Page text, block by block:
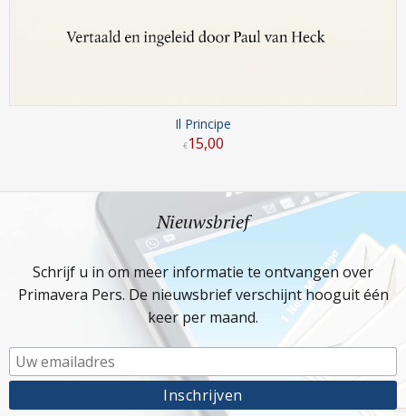
Il Principe
€15,00
Nieuwsbrief
Schrijf u in om meer informatie te ontvangen over
Primavera Pers. De nieuwsbrief verschijnt hooguit één
keer per maand.